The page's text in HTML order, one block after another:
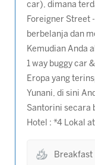
car), dimana
Foreigner Street
berbelanja dan
Kemudian Anda
1 way buggy car
Eropa yang
Yunani, di sini
Santorini secara
Hotel : *4 Lokal
Breakfast